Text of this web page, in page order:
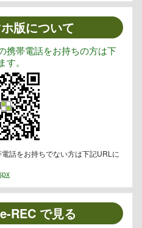
版について
携帯電話をお持ちの方は下
。
話をお持ちでない方は下記URLに
REC で見る